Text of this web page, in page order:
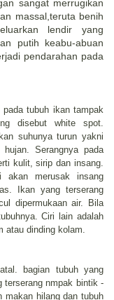
sangat merrugikan
massal,teruta benih
lendir yang
putih keabu-abuan
pendarahan pada
tubuh ikan tampak
disebut white spot.
suhunya turun yakni
Serangnya pada
kulit, sirip dan insang.
akan merusak insang
Ikan yang terserang
dipermukaan air. Bila
Ciri lain adalah
atau dinding kolam.
bagian tubuh yang
terserang nmpak bintik -
makan hilang dan tubuh